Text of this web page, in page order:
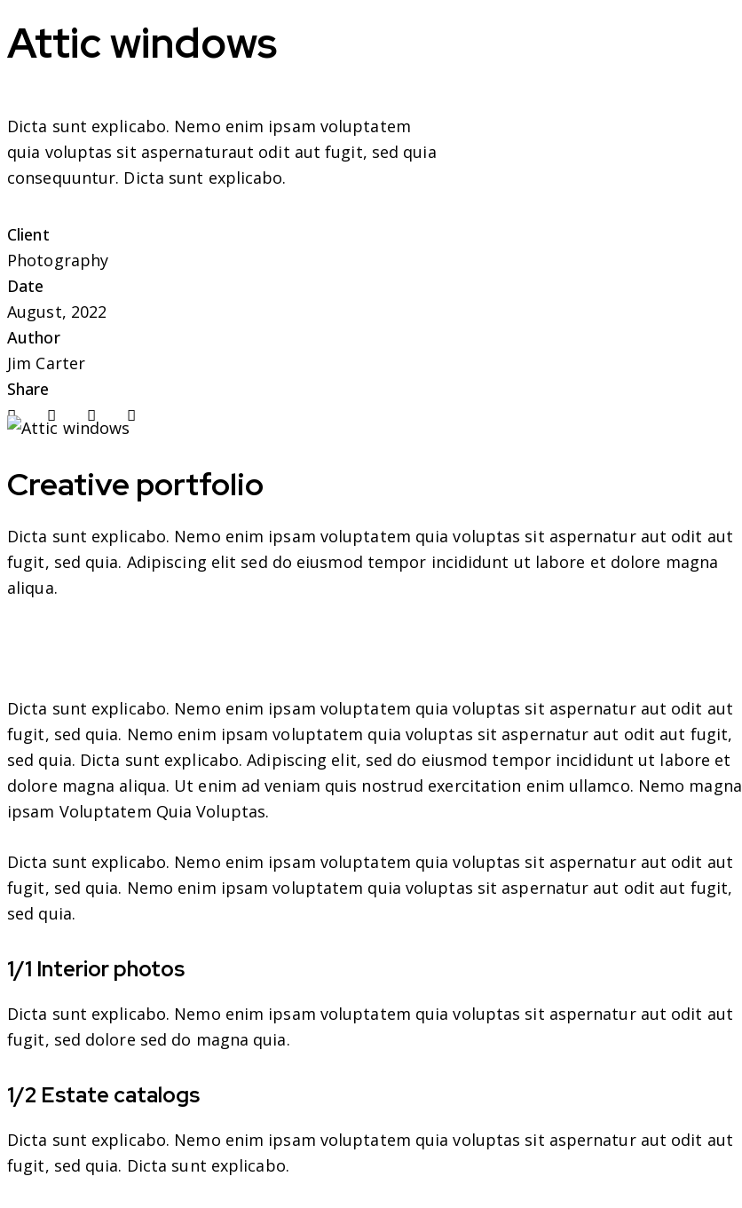
Attic windows
Dicta sunt explicabo. Nemo enim ipsam voluptatem
quia voluptas sit aspernaturaut odit aut fugit, sed quia
consequuntur. Dicta sunt explicabo.
Client
Photography
Date
August, 2022
Author
Jim Carter
Share
TwitterFacebookShare-emailCopy URL to clipboard
Creative portfolio
Dicta sunt explicabo. Nemo enim ipsam voluptatem quia voluptas sit aspernatur aut odit aut
fugit, sed quia. Adipiscing elit sed do eiusmod tempor incididunt ut labore et dolore magna
aliqua.
Dicta sunt explicabo. Nemo enim ipsam voluptatem quia voluptas sit aspernatur aut odit aut
fugit, sed quia. Nemo enim ipsam voluptatem quia voluptas sit aspernatur aut odit aut fugit,
sed quia. Dicta sunt explicabo. Adipiscing elit, sed do eiusmod tempor incididunt ut labore et
dolore magna aliqua. Ut enim ad veniam quis nostrud exercitation enim ullamco. Nemo magna
ipsam Voluptatem Quia Voluptas.
Dicta sunt explicabo. Nemo enim ipsam voluptatem quia voluptas sit aspernatur aut odit aut
fugit, sed quia. Nemo enim ipsam voluptatem quia voluptas sit aspernatur aut odit aut fugit,
sed quia.
1/1 Interior photos
Dicta sunt explicabo. Nemo enim ipsam voluptatem quia voluptas sit aspernatur aut odit aut
fugit, sed dolore sed do magna quia.
1/2 Estate catalogs
Dicta sunt explicabo. Nemo enim ipsam voluptatem quia voluptas sit aspernatur aut odit aut
fugit, sed quia. Dicta sunt explicabo.